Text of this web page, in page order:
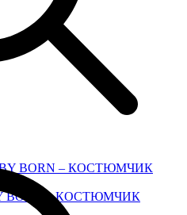
BORN – КОСТЮМЧИК